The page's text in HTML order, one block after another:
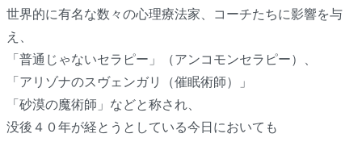
世界的に有名な数々の心理療法家、コーチたちに影響を与
え、
「普通じゃないセラピー」（アンコモンセラピー）、
「アリゾナのスヴェンガリ（催眠術師）」
「砂漠の魔術師」などと称され、
没後４０年が経とうとしている今日においても